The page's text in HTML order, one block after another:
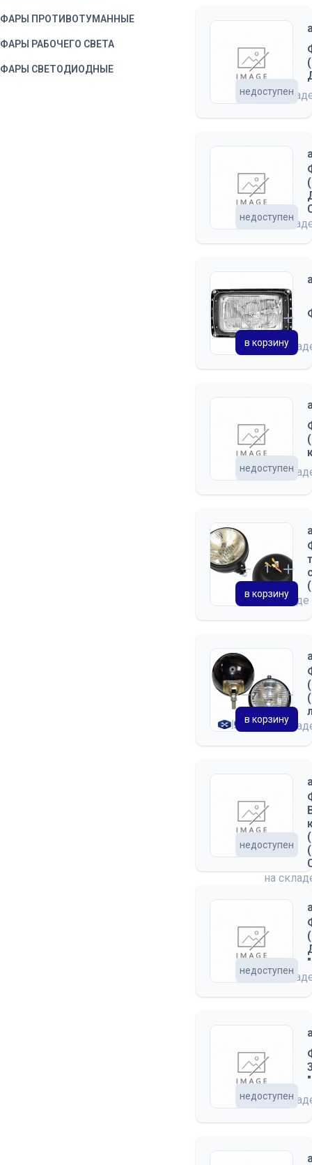
ФАРЫ ПРОТИВОТУМАННЫЕ
ФАРЫ РАБОЧЕГО СВЕТА
ФАРЫ СВЕТОДИОДНЫЕ
на
недоступен
на
недоступен
на
в корзину
на
недоступен
на складе
в корзину
на
в корзину
на
недоступен
на
недоступен
на
недоступен